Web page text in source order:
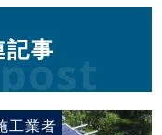
記事
工業者